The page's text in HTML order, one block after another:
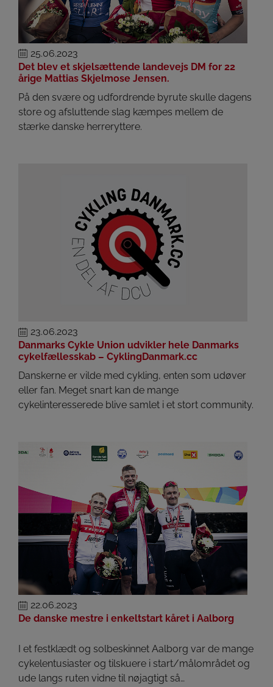
25.06.2023
Det blev et skjelsættende landevejs DM for 22
årige Mattias Skjelmose Jensen.
På den svære og udfordrende byrute skulle dagens
store og afsluttende slag kæmpes mellem de
stærke danske herreryttere.
23.06.2023
Danmarks Cykle Union udvikler hele Danmarks
cykelfællesskab – CyklingDanmark.cc
Danskerne er vilde med cykling, enten som udøver
eller fan. Meget snart kan de mange
cykelinteresserede blive samlet i et stort community.
22.06.2023
De danske mestre i enkeltstart kåret i Aalborg
I et festklædt og solbeskinnet Aalborg var de mange
cykelentusiaster og tilskuere i start/målområdet og
ude langs ruten vidne til nøjagtigt så…